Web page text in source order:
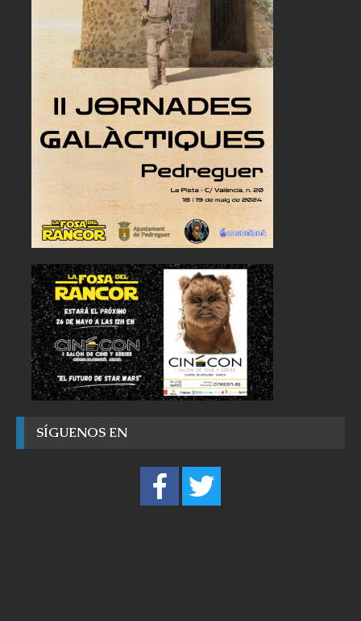
SÍGUENOS EN